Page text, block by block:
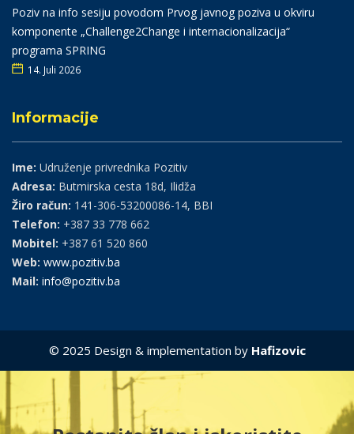
Poziv na info sesiju povodom Prvog javnog poziva u okviru
komponente „Challenge2Change i internacionalizacija“
programa SPRING
14. Juli 2026
Informacije
Ime: Udruženje privrednika Pozitiv
Adresa: Butmirska cesta 18d, Ilidža
Žiro račun: 141-306-53200086-14, BBI
Telefon: +387 33 778 662
Mobitel: +387 61 520 860
Web: www.pozitiv.ba
Mail: info@pozitiv.ba
© 2025 Design & implementation by Hafizovic